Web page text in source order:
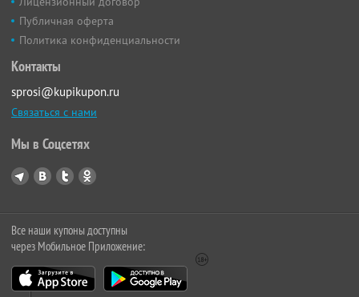
Публичная оферта
Политика конфиденциальности
Контакты
sprosi@kupikupon.ru
Связаться с нами
Мы в Соцсетях
Все наши купоны доступны
через Мобильное Приложение: